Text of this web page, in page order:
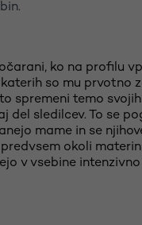
ko na profilu
so mu prvotno
spremeni temo
del sledilcev. To se
mame in se
okoli
v vsebine